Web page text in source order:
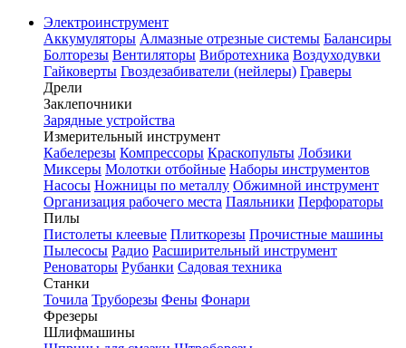
Электроинструмент
Аккумуляторы Алмазные отрезные системы Балансиры
Болторезы Вентиляторы Вибротехника Воздуходувки
Гайковерты Гвоздезабиватели (нейлеры) Граверы
Дрели
Заклепочники
Зарядные устройства
Измерительный инструмент
Кабелерезы Компрессоры Краскопульты Лобзики
Миксеры Молотки отбойные Наборы инструментов
Насосы Ножницы по металлу Обжимной инструмент
Организация рабочего места Паяльники Перфораторы
Пилы
Пистолеты клеевые Плиткорезы Прочистные машины
Пылесосы Радио Расширительный инструмент
Реноваторы Рубанки Садовая техника
Станки
Точила Труборезы Фены Фонари
Фрезеры
Шлифмашины